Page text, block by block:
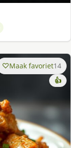
Maak favoriet14
👍